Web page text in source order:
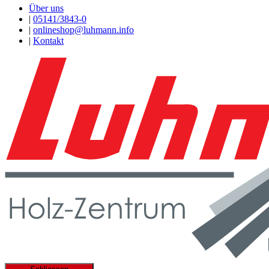
Über uns
| 05141/3843-0
| onlineshop@luhmann.info
| Kontakt